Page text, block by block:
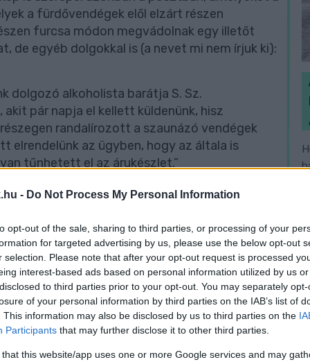
- Do Not Process My Personal Information
opt-out of the sale, sharing to third parties, or processing of your
for targeted advertising by us, please use the below opt-out
selection. Please note that after your opt-out request is processed
interest-based ads based on personal information utilized by us
to third parties prior to your opt-out. You may separately
of your personal information by third parties on the IAB’s list of
This information may also be disclosed by us to third parties on the
Participants that may further disclose it to other third parties.
that this website/app uses one or more Google services and may
a fürdővendégek elől elzárt részen
furcsa módon megvádolnak egy illetőt
de egyéb dolgokkal is (a nevet mi nem írjuk ki):
dolgozó alkoholista barátja S. Sz.
pár napja el kellett küldenünk, hisz
randalírozott a szaunázó vendégek
az ügyben, hogy az általa is
tűnhetett el az árukészlet.”
forgó területek felújítására „volt
Így folytatódik az írás:
nem Ön által szerzett pénzből épült az új
a miskolci, a debreceni, a pécsi, a
épült fel Győrben az új fürdő. A
volt elegendő, pl.: a régi tető
még plusz több milliárd forintba